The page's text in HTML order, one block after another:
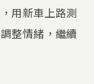
用新車上路測
整情緒，繼續